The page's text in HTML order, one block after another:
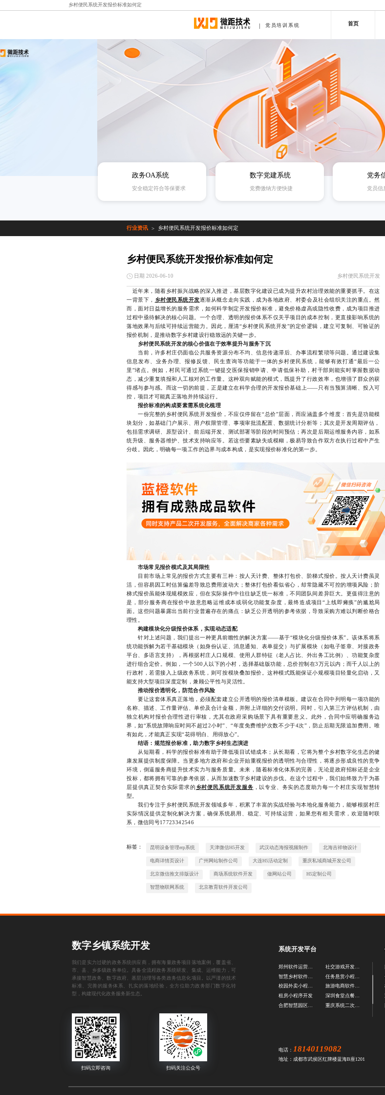
乡村便民系统开发报价标准如何定
党员培训系统 首页
政务OA系统
安全稳定符合等保要求
数字党建系统
党费缴纳方便快捷
党务
党员信
行业资讯 > 乡村便民系统开发报价标准如何定
乡村便民系统开发报价标准如何定
日期 2026-06-10 乡村便民系统开发
近年来，随着乡村振兴战略的深入推进，基层数字化建设已成为提升农村治理效能的重要抓手。在这
一背景下， 乡村便民系统开发逐渐从概念走向实践，成为各地政府、村委会及社会组织关注的重点。然
而，面对日益增长的服务需求，如何科学制定开发报价标准，避免价格虚高或隐性收费，成为项目推进
过程中亟待解决的核心问题。一个合理、透明的报价体系不仅关乎项目的成本控制，更直接影响系统的
落地效果与后续可持续运营能力。因此，厘清“乡村便民系统开发”的定价逻辑，建立可复制、可验证的
报价机制，是推动数字乡村建设行稳致远的关键一步。
乡村便民系统开发的核心价值在于效率提升与服务下沉
当前，许多村庄仍面临公共服务资源分布不均、信息传递滞后、办事流程繁琐等问题。通过建设集
信息发布、业务办理、报修反馈、民生查询等功能于一体的乡村便民系统，能够有效打通“最后一公
里”堵点。例如，村民可通过系统一键提交医保报销申请、申请低保补助，村干部则能实时掌握数据动
态，减少重复填报和人工核对的工作量。这种双向赋能的模式，既提升了行政效率，也增强了群众的获
得感与参与感。而这一切的前提，正是建立在科学合理的开发报价基础上——只有当预算清晰、投入可
控，项目才可能真正落地并持续运行。
报价标准的构成要素需系统化梳理
一份完整的乡村便民系统开发报价，不应仅停留在“总价”层面，而应涵盖多个维度：首先是功能模
块划分，如基础门户展示、用户权限管理、事项审批流配置、数据统计分析等；其次是开发周期评估，
包括需求调研、原型设计、前后端开发、测试部署等阶段的时间预估；再次是后期运维服务内容，如系
统升级、服务器维护、技术支持响应等。若这些要素缺失或模糊，极易导致合作双方在执行过程中产生
分歧。因此，明确每一项工作的边界与成本构成，是实现报价标准化的第一步。
市场常见报价模式及其局限性
目前市场上常见的报价方式主要有三种：按人天计费、整体打包价、阶梯式报价。按人天计费虽灵
活，但容易因工时估算偏差导致总费用波动大；整体打包价看似省心，却常隐藏不可控的增项风险；阶
梯式报价虽能体现规模效应，但在实际操作中往往缺乏统一标准，不同团队间差异巨大。更值得注意的
是，部分服务商在报价中故意忽略运维成本或弱化功能复杂度，最终造成项目“上线即瘫痪”的尴尬局
面。这些问题暴露出当前行业普遍存在的痛点：缺乏公开透明的参考依据，导致采购方难以判断价格合
理性。
构建模块化分级报价体系，实现动态适配
针对上述问题，我们提出一种更具前瞻性的解决方案——基于“模块化分级报价体系”。该体系将系
统功能拆解为若干基础模块（如身份认证、消息通知、表单提交）与扩展模块（如电子签章、对接政务
平台、多语言支持），再根据村庄人口规模、使用人群特征（老人占比、外出务工比例）、功能复杂度
进行组合定价。例如，一个500人以下的小村，选择基础版功能，总价控制在3万元以内；而千人以上的
行政村，若需接入上级政务系统，则可按模块叠加报价。这种模式既能保证小规模项目轻量化启动，又
能支持大型项目深度定制，兼顾公平性与灵活性。
推动报价透明化，防范合作风险
要让这套体系真正落地，必须配套建立公开透明的报价清单模板。建议在合同中列明每一项功能的
名称、描述、工作量评估、单价及合计金额，并附上详细的交付说明。同时，引入第三方评估机制，由
独立机构对报价合理性进行审核，尤其在政府采购场景下具有重要意义。此外，合同中应明确服务边
界，如“系统故障响应时间不超过2小时”、“年度免费维护次数不少于4次”，防止后期无限追加费用。唯
有如此，才能真正实现“花得明白、用得放心”。
结语：规范报价标准，助力数字乡村生态演进
从短期看，科学的报价标准有助于降低项目试错成本；从长期看，它将为整个乡村数字化生态的健
康发展提供制度保障。当更多地方政府和企业开始重视报价的透明性与合理性，将逐步形成良性的竞争
环境，倒逼服务商提升技术实力与服务质量。未来，随着标准化体系的完善，无论是政府招标还是企业
投标，都将拥有可靠的参考依据，从而加速数字乡村建设的步伐。在这个过程中，我们始终致力于为基
层提供真正契合实际需求的 乡村便民系统开发服务 ，以专业、务实的态度助力每一个村庄实现智慧转
型。
我们专注于乡村便民系统开发领域多年，积累了丰富的实战经验与本地化服务能力，能够根据村庄
实际情况提供定制化解决方案，确保系统易用、稳定、可持续运营，如果您有相关需求，欢迎随时联
系，微信同号17723342546
标签： 昆明设备管理erp系统 天津微信H5开发 武汉动态海报视频制作 北海吉祥物设计
电商详情页设计 广州网站制作公司 大连H5活动定制 重庆私域商城开发公司
北京微信推文排版设计 商场系统软件开发 做网站公司 H5定制公司
智慧物联网系统 北京教育软件开发公司
数字乡镇系统开发
我们是实力过硬的政务系统供应商，拥有海量政务项目落地案例，覆盖省、
市、县、乡多级政务单位。具备全流程政务系统研发、集成、运维能力，可
承接智慧政务、数字政府、基层治理等各类政务信息化项目。以严谨的技术
标准、完善的服务体系、扎实的落地经验，全方位助力政务部门数字化转
型，构建现代化政务服务新生态。
系统开发平台
郑州软件运营图设计
智慧乡村软件开发
校园外卖小程序开发
租房小程序开发
合肥智慧园区系统源码
旅游电商软件开发
电话： 18140119082
地址：成都市武侯区红牌楼蓝海B座1201